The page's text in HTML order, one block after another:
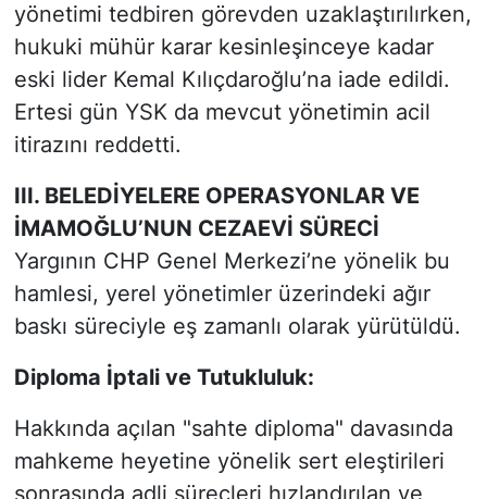
yönetimi tedbiren görevden uzaklaştırılırken,
hukuki mühür karar kesinleşinceye kadar
eski lider Kemal Kılıçdaroğlu’na iade edildi.
Ertesi gün YSK da mevcut yönetimin acil
itirazını reddetti.
III. BELEDİYELERE OPERASYONLAR VE
İMAMOĞLU’NUN CEZAEVİ SÜRECİ
Yargının CHP Genel Merkezi’ne yönelik bu
hamlesi, yerel yönetimler üzerindeki ağır
baskı süreciyle eş zamanlı olarak yürütüldü.
Diploma İptali ve Tutukluluk:
Hakkında açılan "sahte diploma" davasında
mahkeme heyetine yönelik sert eleştirileri